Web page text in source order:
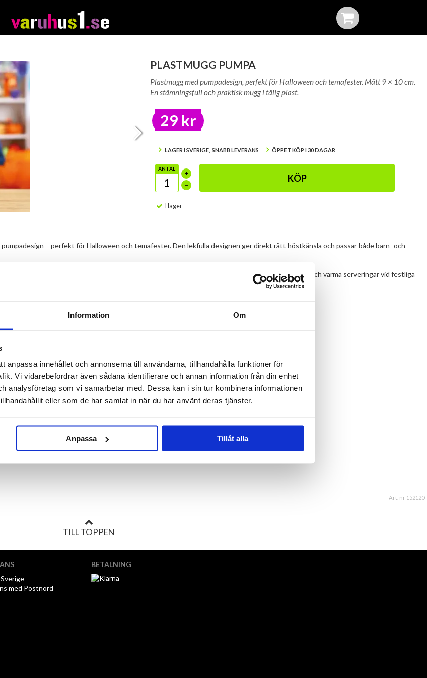
Information Om
anpassa innehållet och annonserna till användarna, tillhandahålla funktioner för
Vi vidarebefordrar även sådana identifierare och annan information från din enhet
analysföretag som vi samarbetar med. Dessa kan i sin tur kombinera informationen
eller som de har samlat in när du har använt deras tjänster.
Anpassa Tillåt alla
PLASTMUGG PUMPA
Plastmugg med pumpadesign, perfekt för Halloween och temafester. Mått 9 × 10 cm.
En stämningsfull och praktisk mugg i tålig plast.
29 kr
LAGER I SVERIGE, SNABB LEVERANS ÖPPET KÖP I 30 DAGAR
ANTAL
KÖP
I lager
– perfekt för Halloween och temafester. Den lekfulla designen ger direkt rätt höstkänsla och passar både barn- och
sina mått på 9 cm i diameter och 10 cm i höjd rymmer den lagom mycket dryck för både kalla och varma serveringar vid festliga
enkelt kombineras med andra Halloweenprodukter för en enhetlig festkänsla.
Art. nr 152120
TILL TOPPEN
med Postnord
BETALNING